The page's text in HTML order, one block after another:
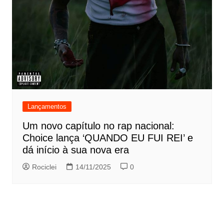
Lançamentos
Um novo capítulo no rap nacional:
Choice lança ‘QUANDO EU FUI REI’ e
dá início à sua nova era
Rociclei 14/11/2025 0